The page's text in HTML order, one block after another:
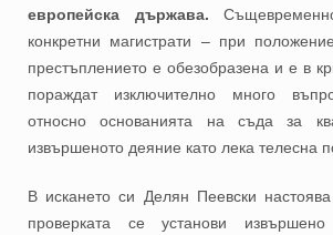
европейска държава.
конкретни магистрати – при
престъплението е обезобразена и е в
пораждат изключително много
относно основанията на съда за
извършеното деяние като лека телесна
В искането си Делян Пеевски
проверката се установи